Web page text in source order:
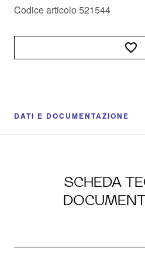
Codice articolo 521544
DATI E DOCUMENTAZIONE
SCHEDA